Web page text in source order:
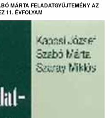
MÁRTA FELADATGYŰJTEMÉNY AZ
11. ÉVFOLYAM